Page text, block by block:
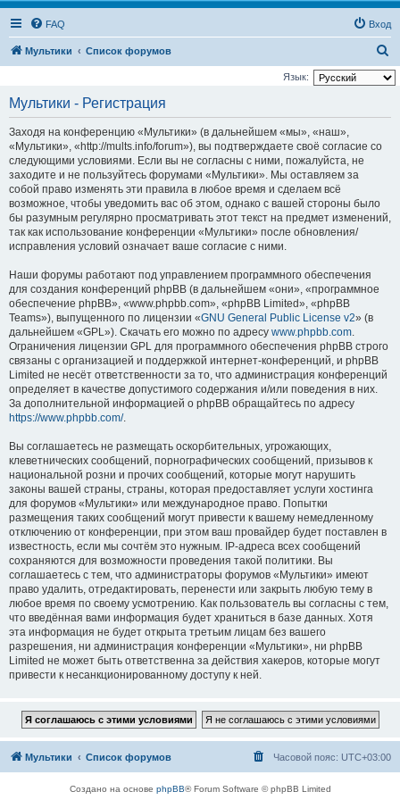
FAQ Вход
Мультики Список форумов
о
Язык:
Мультики - Регистрация
Заходя на конференцию «Мультики» (в дальнейшем «мы», «наш»,
«Мультики», «http://mults.info/forum»), вы подтверждаете своё согласие со
следующими условиями. Если вы не согласны с ними, пожалуйста, не
заходите и не пользуйтесь форумами «Мультики». Мы оставляем за
собой право изменять эти правила в любое время и сделаем всё
возможное, чтобы уведомить вас об этом, однако с вашей стороны было
бы разумным регулярно просматривать этот текст на предмет изменений,
так как использование конференции «Мультики» после обновления/
исправления условий означает ваше согласие с ними.
Наши форумы работают под управлением программного обеспечения
для создания конференций phpBB (в дальнейшем «они», «программное
обеспечение phpBB», «www.phpbb.com», «phpBB Limited», «phpBB
Teams»), выпущенного по лицензии «GNU General Public License v2» (в
дальнейшем «GPL»). Скачать его можно по адресу www.phpbb.com.
Ограничения лицензии GPL для программного обеспечения phpBB строго
связаны с организацией и поддержкой интернет-конференций, и phpBB
Limited не несёт ответственности за то, что администрация конференций
определяет в качестве допустимого содержания и/или поведения в них.
За дополнительной информацией о phpBB обращайтесь по адресу
https://www.phpbb.com/.
Вы соглашаетесь не размещать оскорбительных, угрожающих,
клеветнических сообщений, порнографических сообщений, призывов к
национальной розни и прочих сообщений, которые могут нарушить
законы вашей страны, страны, которая предоставляет услуги хостинга
для форумов «Мультики» или международное право. Попытки
размещения таких сообщений могут привести к вашему немедленному
отключению от конференции, при этом ваш провайдер будет поставлен в
известность, если мы сочтём это нужным. IP-адреса всех сообщений
сохраняются для возможности проведения такой политики. Вы
соглашаетесь с тем, что администраторы форумов «Мультики» имеют
право удалить, отредактировать, перенести или закрыть любую тему в
любое время по своему усмотрению. Как пользователь вы согласны с тем,
что введённая вами информация будет храниться в базе данных. Хотя
эта информация не будет открыта третьим лицам без вашего
разрешения, ни администрация конференции «Мультики», ни phpBB
Limited не может быть ответственна за действия хакеров, которые могут
привести к несанкционированному доступу к ней.
Мультики Список форумов Часовой пояс: UTC+03:00
Создано на основе phpBB® Forum Software © phpBB Limited